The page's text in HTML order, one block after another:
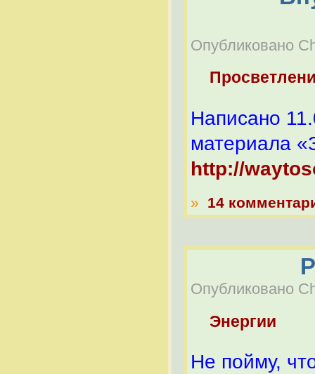
Опубликовано
Написано
материала
http://
» 14
Опубликовано
Энергии
Не пойму,